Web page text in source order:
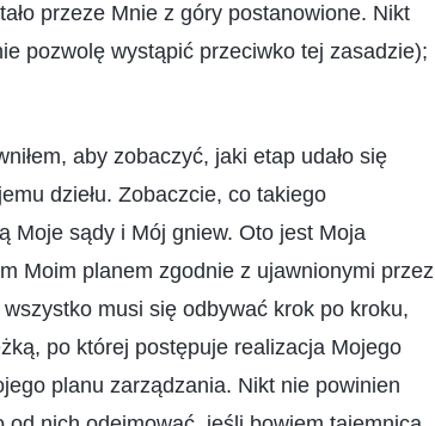
przeze Mnie z góry postanowione. Nikt
pozwolę wystąpić przeciwko tej zasadzie);
aby zobaczyć, jaki etap udało się
dziełu. Zobaczcie, co takiego
Moje sądy i Mój gniew. Oto jest Moja
Moim planem zgodnie z ujawnionymi przez
musi się odbywać krok po kroku,
po której postępuje realizacja Mojego
planu zarządzania. Nikt nie powinien